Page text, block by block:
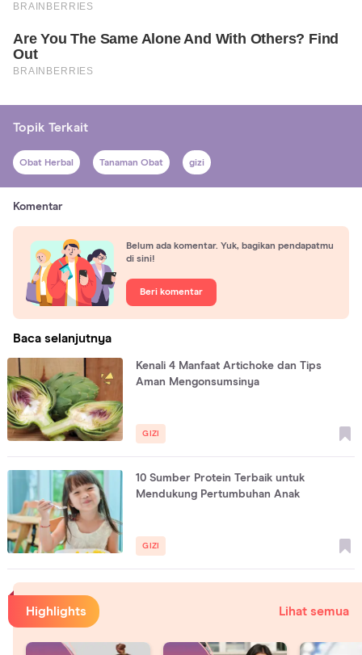
Topik Terkait
Obat Herbal Tanaman Obat gizi
Komentar
Belum ada komentar. Yuk, bagikan pendapatmu
di sini!
Beri komentar
Baca selanjutnya
Kenali 4 Manfaat Artichoke dan Tips
Aman Mengonsumsinya
GIZI
10 Sumber Protein Terbaik untuk
Mendukung Pertumbuhan Anak
GIZI
Highlights Lihat semua